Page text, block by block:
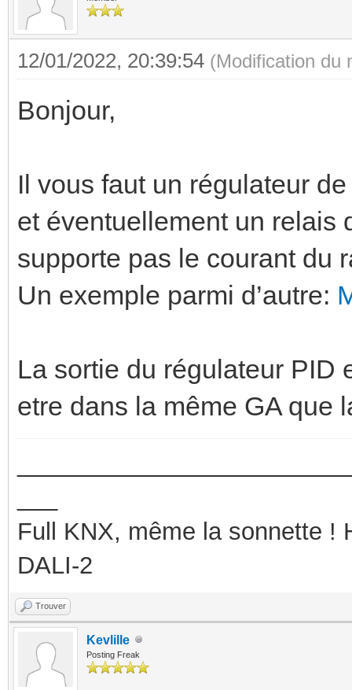
12/01/2022, 20:39:54 (Modification du
Bonjour,
Il vous faut un régulateur
et éventuellement un relais
supporte pas le courant du
Un exemple parmi d’autre:
La sortie du régulateur PID
etre dans la même GA que
Full KNX, même la sonnette !
DALI-2
Trouver
Kevlille
Posting Freak